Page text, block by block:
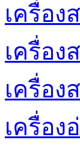
เครื่อ
เครื่อ
เครื่อ
เครื่อง